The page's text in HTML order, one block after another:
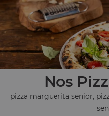
Nos
pizza marguerita senior,